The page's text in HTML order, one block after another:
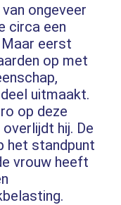
ongeveer
circa een
eerst
op met
uitmaakt.
op deze
hij. De
het standpunt
vrouw heeft